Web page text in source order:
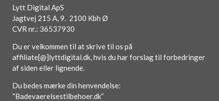
Lytt Digital ApS
Jagtvej 215 A, 9. 2100 Kbh Ø
CVR nr.: 36537930
Du er velkommen til at skrive til os på
affiliate[@]lyttdigital.dk, hvis du har forslag til forbedringer
af siden eller lignende.
Du bedes mærke din henvendelse:
“Badevaerelsestilbehoer.dk”